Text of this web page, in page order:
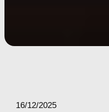
16/12/2025